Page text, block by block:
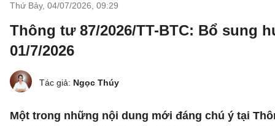
Thứ Bảy, 04/07/2026 09:29
Thông tư 87/2026/TT-BTC: Bổ sung
01/7/2026
Tác giả: Ngọc Thúy
Một trong những nội dung mới đáng chú ý tại